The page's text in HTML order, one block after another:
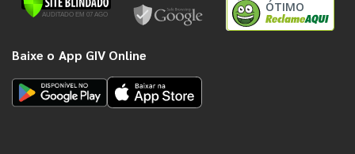
ÓTIMO
Baixe o App GIV Online